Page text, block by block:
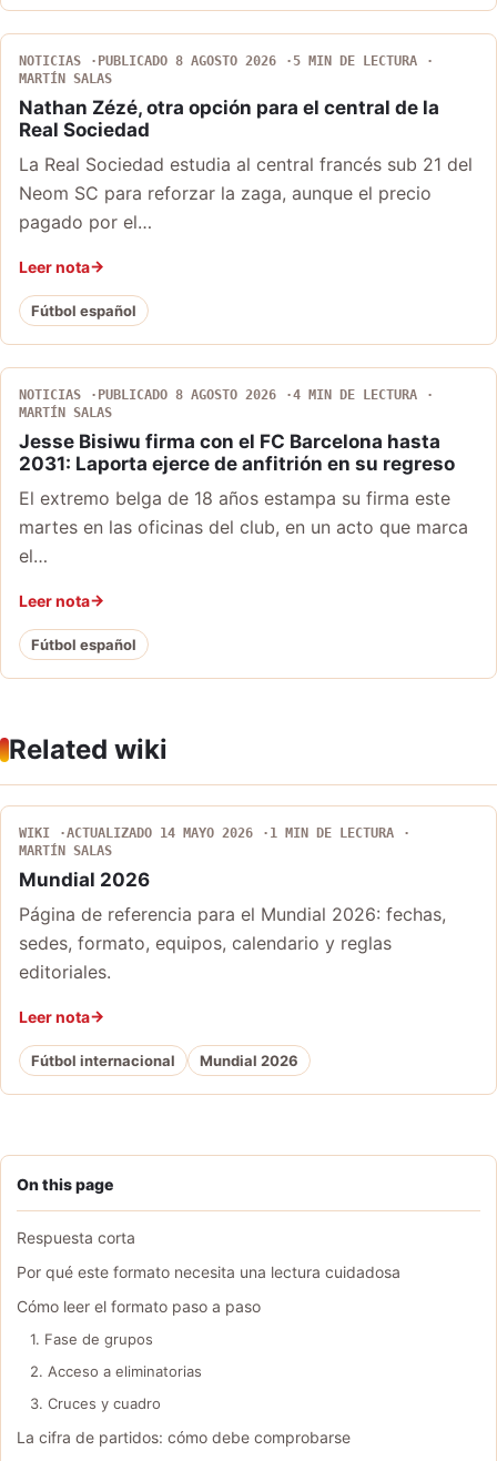
On this page
Respuesta corta
Por qué este formato necesita una lectura cuidadosa
Cómo leer el formato paso a paso
1. Fase de grupos
2. Acceso a eliminatorias
3. Cruces y cuadro
La cifra de partidos: cómo debe comprobarse
NOTICIAS PUBLICADO 8 AGOSTO 2026
5 MIN DE LECTURA
MARTÍN SALAS
Nathan Zézé, otra opción para el central de la
Real Sociedad
La Real Sociedad estudia al central francés sub 21 del
Neom SC para reforzar la zaga, aunque el precio
pagado por el…
Leer nota
Fútbol español
NOTICIAS PUBLICADO 8 AGOSTO 2026
4 MIN DE LECTURA
MARTÍN SALAS
Jesse Bisiwu firma con el FC Barcelona hasta
2031: Laporta ejerce de anfitrión en su regreso
El extremo belga de 18 años estampa su firma este
martes en las oficinas del club, en un acto que marca
el…
Leer nota
Fútbol español
Related wiki
WIKI ACTUALIZADO 14 MAYO 2026
1 MIN DE LECTURA
MARTÍN SALAS
Mundial 2026
Página de referencia para el Mundial 2026: fechas,
sedes, formato, equipos, calendario y reglas
editoriales.
Leer nota
Fútbol internacional Mundial 2026